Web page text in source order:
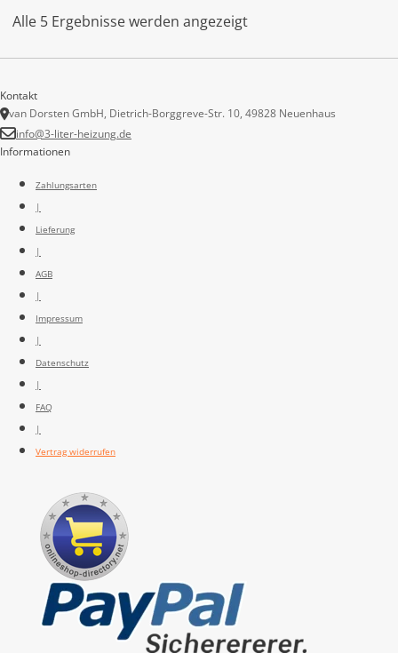
Alle 5 Ergebnisse werden angezeigt
Informationen
Zahlungsarten
|
Lieferung
|
AGB
|
Impressum
|
Datenschutz
|
FAQ
|
Vertrag widerrufen
Kontakt
van Dorsten GmbH, Dietrich-Borggreve-Str. 10, 49828 Neuenhaus
info@3-liter-heizung.de